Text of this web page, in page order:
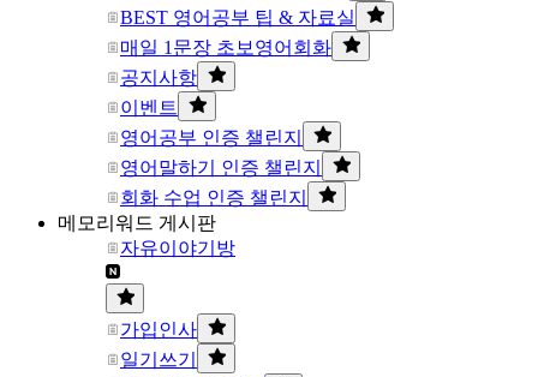
BEST 영어공부 팁 & 자료실
매일 1문장 초보영어회화
공지사항
이벤트
영어공부 인증 챌린지
영어말하기 인증 챌린지
회화 수업 인증 챌린지
메모리워드 게시판
자유이야기방
가입인사
일기쓰기